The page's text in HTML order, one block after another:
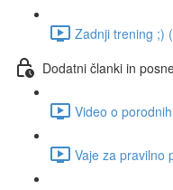
Zadnji trening ;)
Dodatni članki in
Video o
Vaje za pravilno